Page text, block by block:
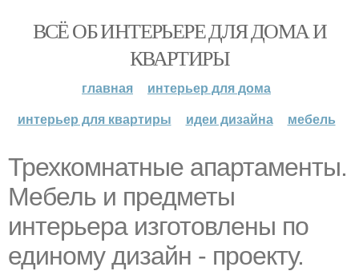
ВСЁ ОБ ИНТЕРЬЕРЕ ДЛЯ ДОМА И
КВАРТИРЫ
главная
интерьер для дома
интерьер для квартиры
идеи дизайна мебель
Трехкомнатные апартаменты.
Мебель и предметы
интерьера изготовлены по
единому дизайн - проекту.